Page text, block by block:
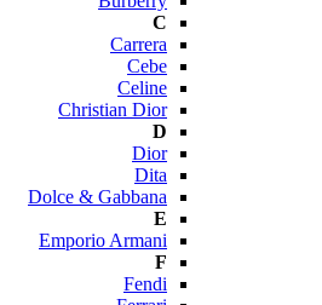
C
Carrera
Cebe
Celine
Christian Dior
D
Dior
Dita
Dolce & Gabbana
E
Emporio Armani
F
Fendi